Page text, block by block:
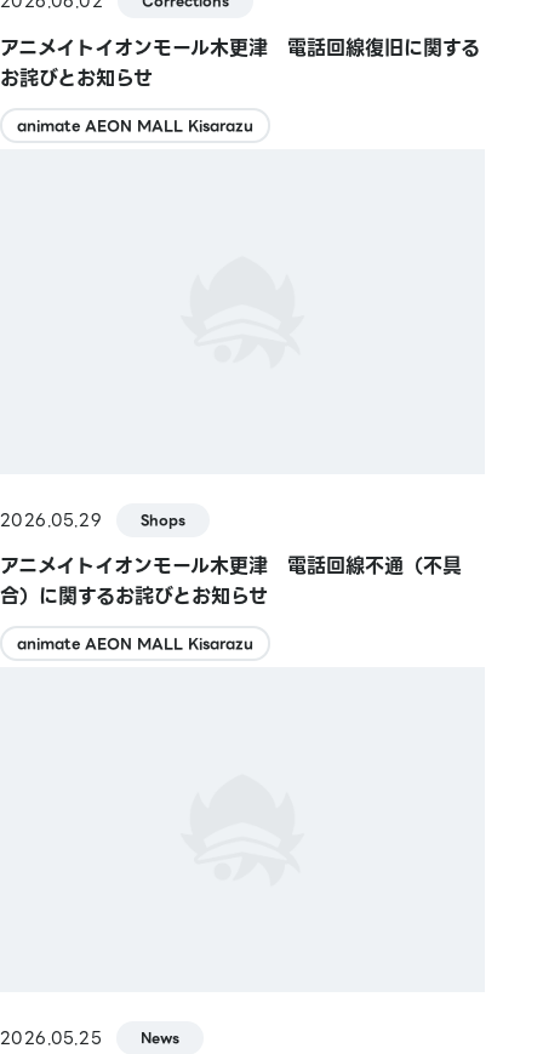
アニメイトイオンモール木更津 電話回線復旧に関する
お詫びとお知らせ
animate AEON MALL Kisarazu
2026.05.29 Shops
アニメイトイオンモール木更津 電話回線不通（不具
合）に関するお詫びとお知らせ
animate AEON MALL Kisarazu
2026.05.25 News